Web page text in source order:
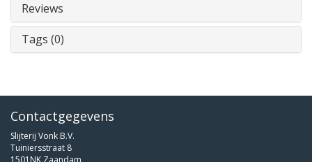
Reviews
Tags (0)
Contactgegevens
Slijterij Vonk B.V.
Tuiniersstraat 8